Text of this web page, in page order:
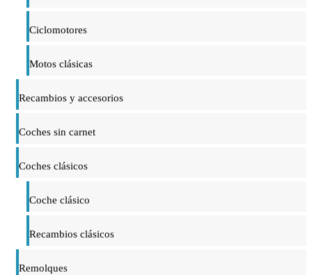
Ciclomotores
Motos clásicas
Recambios y accesorios
Coches sin carnet
Coches clásicos
Coche clásico
Recambios clásicos
Remolques